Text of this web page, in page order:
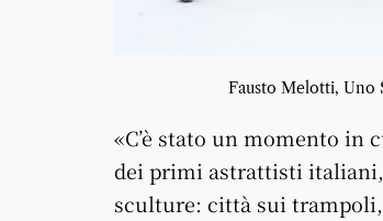
Fausto Melotti, Uno
«C’è stato un momento
dei primi astrattisti
sculture: città sui